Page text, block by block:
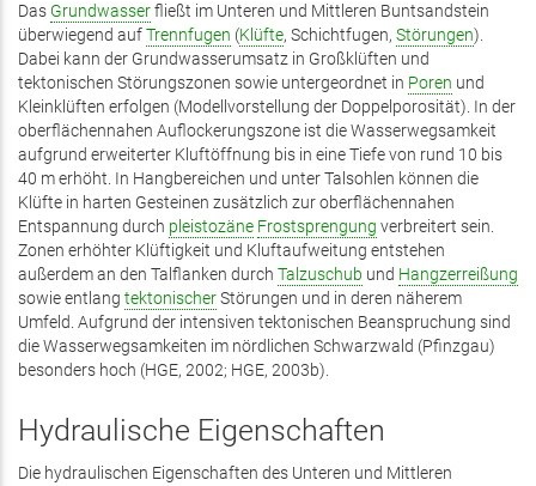
Das Grundwasserfließt im Unteren und Mittleren Buntsandstein
überwiegend aufTrennfugen (Klüfte, Schichtfugen, Störungen).
Dabei kann der Grundwasserumsatz in Großklüften und
tektonischen Störungszonen sowie untergeordnet in Poren und
Kleinklüften erfolgen (Modellvorstellung der Doppelporosität). In der
oberflächennahen Auflockerungszone ist die Wasserwegsamkeit
aufgrund erweiterter Kluftöffnung bis in eine Tiefe von rund 10 bis
40 m erhöht. In Hangbereichen und unter Talsohlen können die
Klüfte in harten Gesteinen zusätzlich zur oberflächennahen
Entspannung durch pleistozäne Frostsprengung verbreitert sein.
Zonen erhöhter Klüftigkeit und Kluftaufweitung entstehen
außerdem an den Talflanken durch Talzuschub und Hangzerreißung
sowie entlang tektonischerStörungen und in deren näherem
Umfeld. Aufgrund der intensiven tektonischen Beanspruchung sind
die Wasserwegsamkeiten im nördlichen Schwarzwald (Pfinzgau)
besonders hoch (HGE, 2002; HGE, 2003b).
Hydraulische Eigenschaften
Die hydraulischen Eigenschaften des Unteren und Mittleren